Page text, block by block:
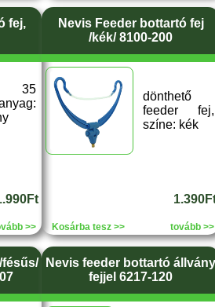
fej,
35
>>
Nevis Feeder bottartó fej
/kék/ 8100-200
dönthető
feeder fej,
színe: kék
Kosárba tesz >> tovább >>
fésűs/
Nevis feeder bottartó állvány
fejjel 6217-120